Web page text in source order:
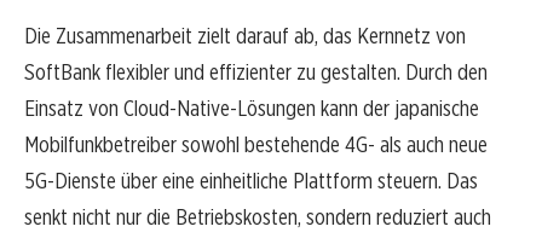
Die Zusammenarbeit zielt darauf ab, das Kernnetz von
SoftBank flexibler und effizienter zu gestalten. Durch den
Einsatz von Cloud-Native-Lösungen kann der japanische
Mobilfunkbetreiber sowohl bestehende 4G- als auch neue
5G-Dienste über eine einheitliche Plattform steuern. Das
senkt nicht nur die Betriebskosten, sondern reduziert auch